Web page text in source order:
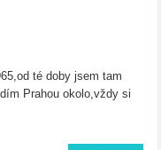
té doby jsem tam
Prahou okolo,vždy si